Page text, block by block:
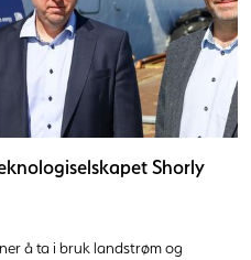
Shorly
å ta i bruk landstrøm og